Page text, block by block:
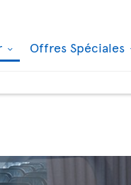
Offres Spéciales